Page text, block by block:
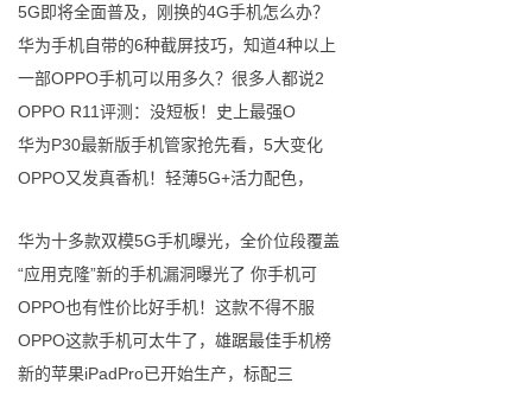
5G即将全面普及，刚换的4G手机怎么办？
华为手机自带的6种截屏技巧，知道4种以上
一部OPPO手机可以用多久？很多人都说2
OPPO R11评测：没短板！史上最强O
华为P30最新版手机管家抢先看，5大变化
OPPO又发真香机！轻薄5G+活力配色，
华为十多款双模5G手机曝光，全价位段覆盖
“应用克隆”新的手机漏洞曝光了 你手机可
OPPO也有性价比好手机！这款不得不服
OPPO这款手机可太牛了，雄踞最佳手机榜
新的苹果iPadPro已开始生产，标配三